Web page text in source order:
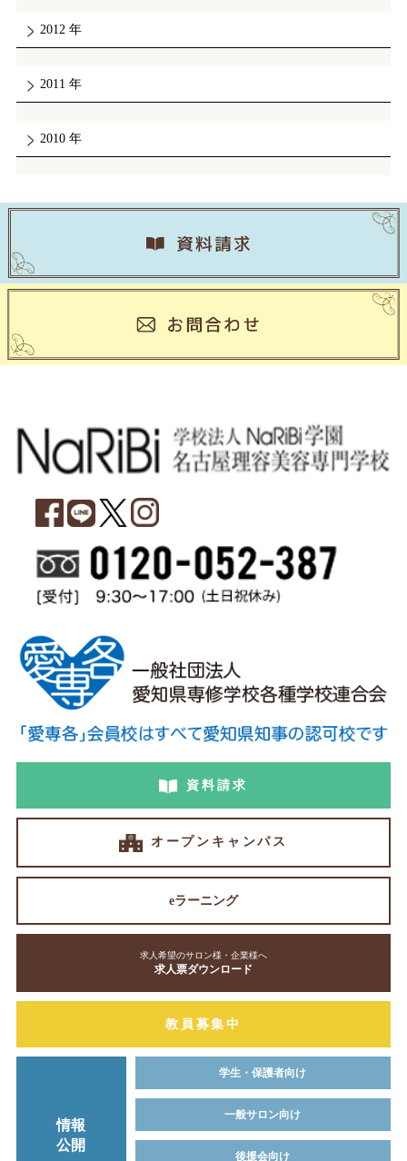
2012
2011
2010
資料請求
オープンキャンパス
eラーニング
求人希望のサロン様・企業様へ
求人票ダウンロード
教員募集中
情報
公開
学生・保護者向け
一般サロン向け
後援会向け